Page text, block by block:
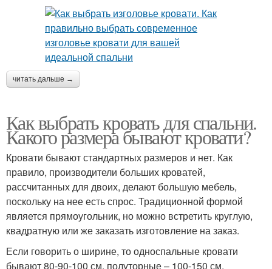
читать дальше →
Как выбрать кровать для спальни.
Какого размера бывают кровати?
Кровати бывают стандартных размеров и нет. Как
правило, производители больших кроватей,
рассчитанных для двоих, делают большую мебель,
поскольку на нее есть спрос. Традиционной формой
является прямоугольник, но можно встретить круглую,
квадратную или же заказать изготовление на заказ.
Если говорить о ширине, то односпальные кровати
бывают 80-90-100 см, полуторные – 100-150 см,